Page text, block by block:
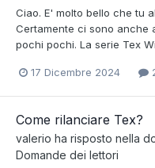
Ciao. E' molto bello che tu
Certamente ci sono anche
pochi pochi. La serie Tex
17 Dicembre 2024
Come rilanciare Tex?
valerio ha risposto nella
Domande dei lettori